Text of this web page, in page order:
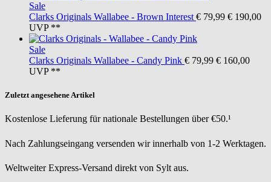
Sale
Clarks Originals Wallabee - Brown Interest € 79,99 € 190,00
UVP **
Sale
Clarks Originals Wallabee - Candy Pink € 79,99 € 160,00
UVP **
Zuletzt angesehene Artikel
Kostenlose Lieferung für nationale Bestellungen über €50.¹
Nach Zahlungseingang versenden wir innerhalb von 1-2 Werktagen.
Weltweiter Express-Versand direkt von Sylt aus.